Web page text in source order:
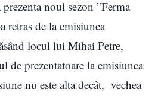
noul sezon ”Ferma
retras de la emisiunea
locul lui Mihai Petre,
de prezentatoare la emisiunea
nu este alta decât, vechea